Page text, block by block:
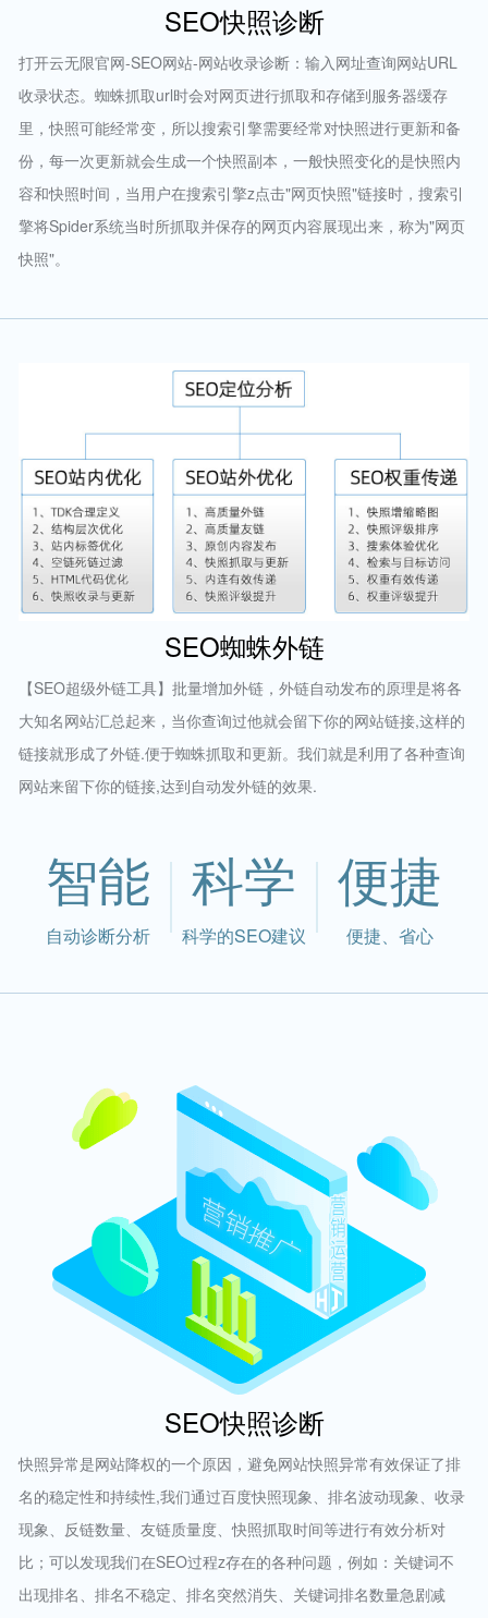
SEO快照诊断
打开云无限官网-SEO网站-网站收录诊断：输入网址查询网站URL
收录状态。蜘蛛抓取url时会对网页进行抓取和存储到服务器缓存
里，快照可能经常变，所以搜索引擎需要经常对快照进行更新和备
份，每一次更新就会生成一个快照副本，一般快照变化的是快照内
容和快照时间，当用户在搜索引擎z点击"网页快照"链接时，搜索引
擎将Spider系统当时所抓取并保存的网页内容展现出来，称为"网页
快照"。
SEO蜘蛛外链
【SEO超级外链工具】批量增加外链，外链自动发布的原理是将各
大知名网站汇总起来，当你查询过他就会留下你的网站链接,这样的
链接就形成了外链.便于蜘蛛抓取和更新。我们就是利用了各种查询
网站来留下你的链接,达到自动发外链的效果.
智能
自动诊断分析
科学
科学的SEO建议
便捷
便捷、省心
SEO快照诊断
快照异常是网站降权的一个原因，避免网站快照异常有效保证了排
名的稳定性和持续性,我们通过百度快照现象、排名波动现象、收录
现象、反链数量、友链质量度、快照抓取时间等进行有效分析对
比；可以发现我们在SEO过程z存在的各种问题，例如：关键词不
出现排名、排名不稳定、排名突然消失、关键词排名数量急剧减